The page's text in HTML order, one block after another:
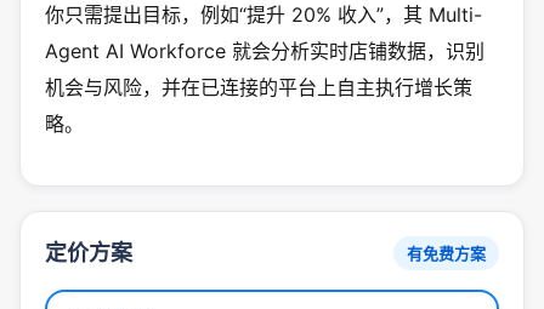
你只需提出目标，例如“提升 20% 收入”，其 Multi-
Agent AI Workforce 就会分析实时店铺数据，识别
机会与风险，并在已连接的平台上自主执行增长策
略。
定价方案 有免费方案